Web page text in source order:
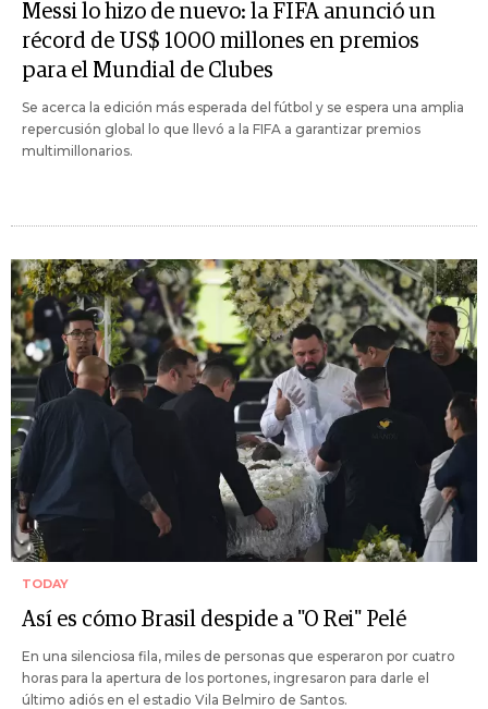
Messi lo hizo de nuevo: la FIFA anunció un
récord de US$ 1000 millones en premios
para el Mundial de Clubes
Se acerca la edición más esperada del fútbol y se espera una amplia
repercusión global lo que llevó a la FIFA a garantizar premios
multimillonarios.
TODAY
Así es cómo Brasil despide a "O Rei" Pelé
En una silenciosa fila, miles de personas que esperaron por cuatro
horas para la apertura de los portones, ingresaron para darle el
último adiós en el estadio Vila Belmiro de Santos.